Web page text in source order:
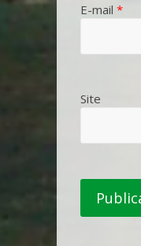
E-mail *
Site